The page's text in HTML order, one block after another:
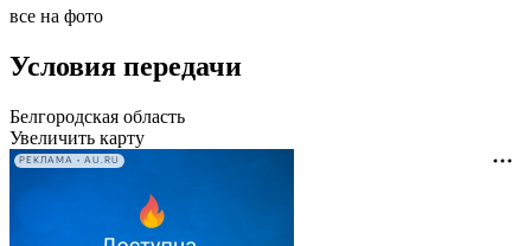
все на фото
Условия передачи
Белгородская область
Увеличить карту
РЕКЛАМА • AU.RU